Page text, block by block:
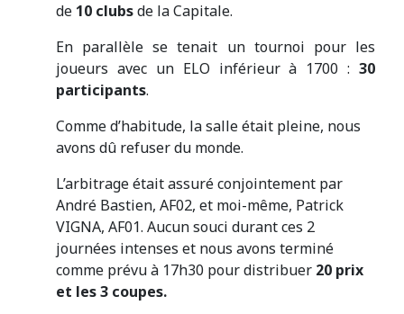
de 10 clubsde la Capitale.
En parallèle se tenait un tournoi pour les
joueurs avec un ELO inférieur à 1700 : 30
participants.
Comme d’habitude, la salle était pleine, nous
avons dû refuser du monde.
L’arbitrage était assuré conjointement par
André Bastien, AF02, et moi-même, Patrick
VIGNA, AF01. Aucun souci durant ces 2
journées intenses et nous avons terminé
comme prévu à 17h30 pour distribuer 20 prix
et les 3 coupes.